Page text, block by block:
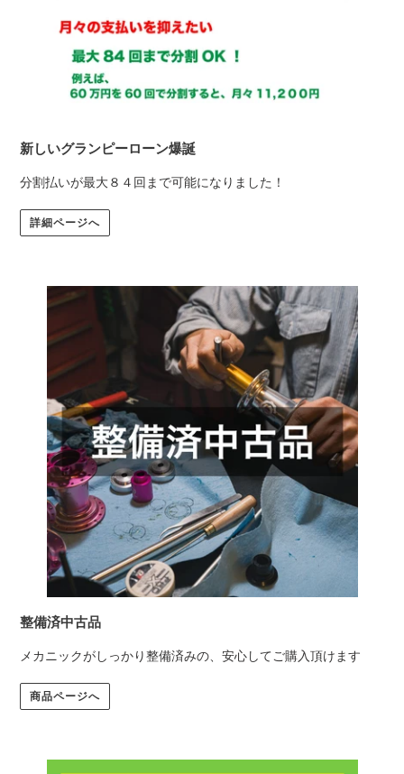
新しいグランピーローン爆誕
分割払いが最大８４回まで可能になりました！
詳細ページへ
整備済中古品
メカニックがしっかり整備済みの、安心してご購入頂けます
商品ページへ